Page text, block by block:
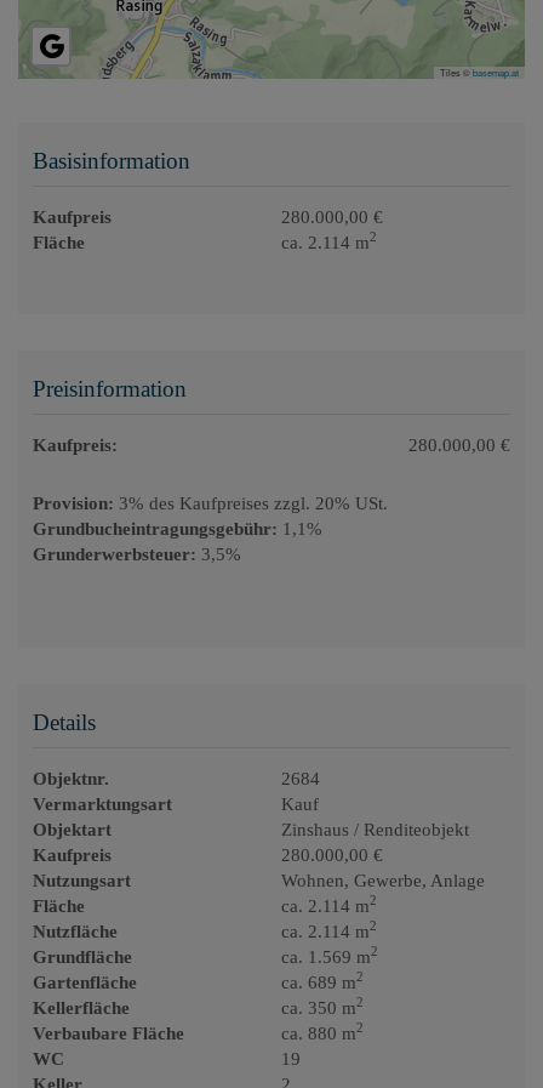
Tiles ©basemap.at
Basisinformation
Kaufpreis
280.000,00 €
Fläche
ca. 2.114 m2
Preisinformation
Kaufpreis: 280.000,00 €
Provision: 3% des Kaufpreises zzgl. 20% USt.
Grundbucheintragungsgebühr: 1,1%
Grunderwerbsteuer: 3,5%
Details
Objektnr.
2684
Vermarktungsart
Kauf
Objektart
Zinshaus / Renditeobjekt
Kaufpreis
280.000,00 €
Nutzungsart
Wohnen Gewerbe Anlage
Fläche
ca. 2.114 m2
Nutzfläche ca. 2.114 m2
Grundfläche ca. 1.569 m2
Gartenfläche ca. 689 m2
Kellerfläche ca. 350 m2
Verbaubare Fläche ca. 880 m2
WC
19
Keller
2